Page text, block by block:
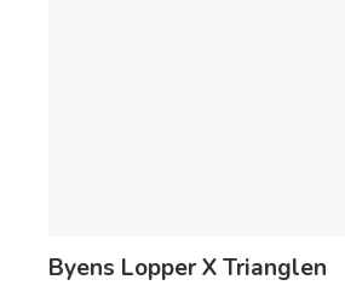
Byens Lopper X Trianglen